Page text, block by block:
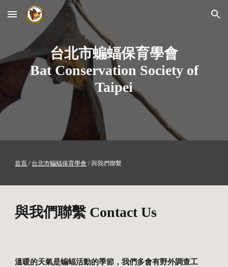
Skip to main content Skip to navigation
台北市蝙蝠保育學會
Bat Conservation Society of
Taipei
首頁 / 台北市蝙蝠保育學會 / 與我們聯繫
與我們聯繫 Contact Us
溫暖的天氣是蝙蝠活動的季節，我們多會有野外調查工